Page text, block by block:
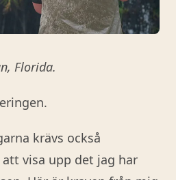
Florida.
krävs också
visa upp det jag har